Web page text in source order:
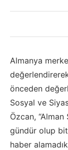
Almanya
önceden
Sosyal ve
Özcan,
gündür olup
haber